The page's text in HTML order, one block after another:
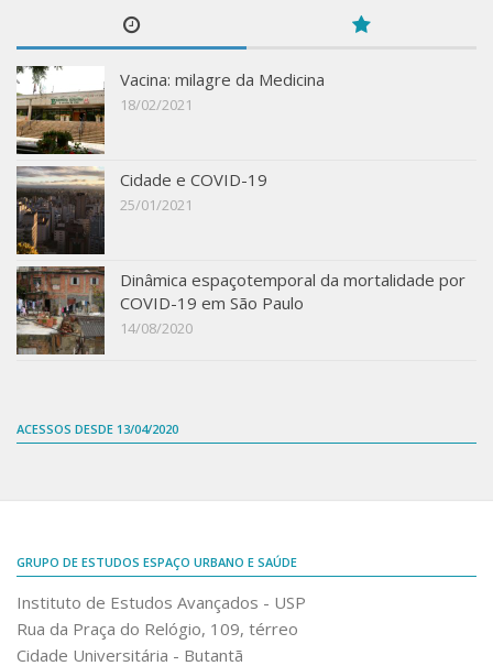
Vacina: milagre da Medicina
18/02/2021
Cidade e COVID-19
25/01/2021
Dinâmica espaçotemporal da mortalidade por
COVID-19 em São Paulo
14/08/2020
ACESSOS DESDE 13/04/2020
GRUPO DE ESTUDOS ESPAÇO URBANO E SAÚDE
Instituto de Estudos Avançados - USP
Rua da Praça do Relógio, 109, térreo
Cidade Universitária - Butantã